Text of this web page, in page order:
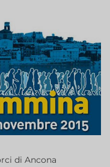
di Ancona